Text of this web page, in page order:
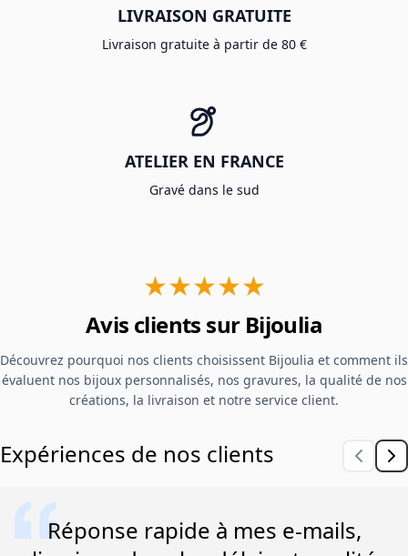
LIVRAISON GRATUITE
Livraison gratuite à partir de 80 €
ATELIER EN FRANCE
Gravé dans le sud
★★★★★
Avis clients sur Bijoulia
Découvrez pourquoi nos clients choisissent Bijoulia et comment ils
évaluent nos bijoux personnalisés, nos gravures, la qualité de nos
créations, la livraison et notre service client.
Expériences de nos clients
Réponse rapide à mes e-mails,